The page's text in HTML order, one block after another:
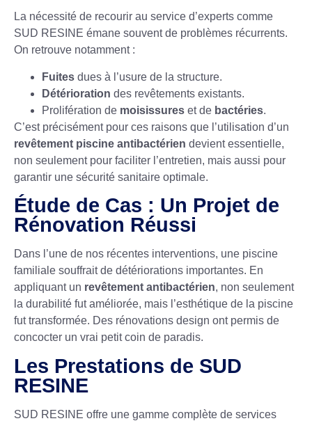
La nécessité de recourir au service d’experts comme
SUD RESINE émane souvent de problèmes récurrents.
On retrouve notamment :
Fuites dues à l’usure de la structure.
Détérioration des revêtements existants.
Prolifération de moisissures et de bactéries.
C’est précisément pour ces raisons que l’utilisation d’un
revêtement piscine antibactérien devient essentielle,
non seulement pour faciliter l’entretien, mais aussi pour
garantir une sécurité sanitaire optimale.
Étude de Cas : Un Projet de
Rénovation Réussi
Dans l’une de nos récentes interventions, une piscine
familiale souffrait de détériorations importantes. En
appliquant un revêtement antibactérien, non seulement
la durabilité fut améliorée, mais l’esthétique de la piscine
fut transformée. Des rénovations design ont permis de
concocter un vrai petit coin de paradis.
Les Prestations de SUD
RESINE
SUD RESINE offre une gamme complète de services